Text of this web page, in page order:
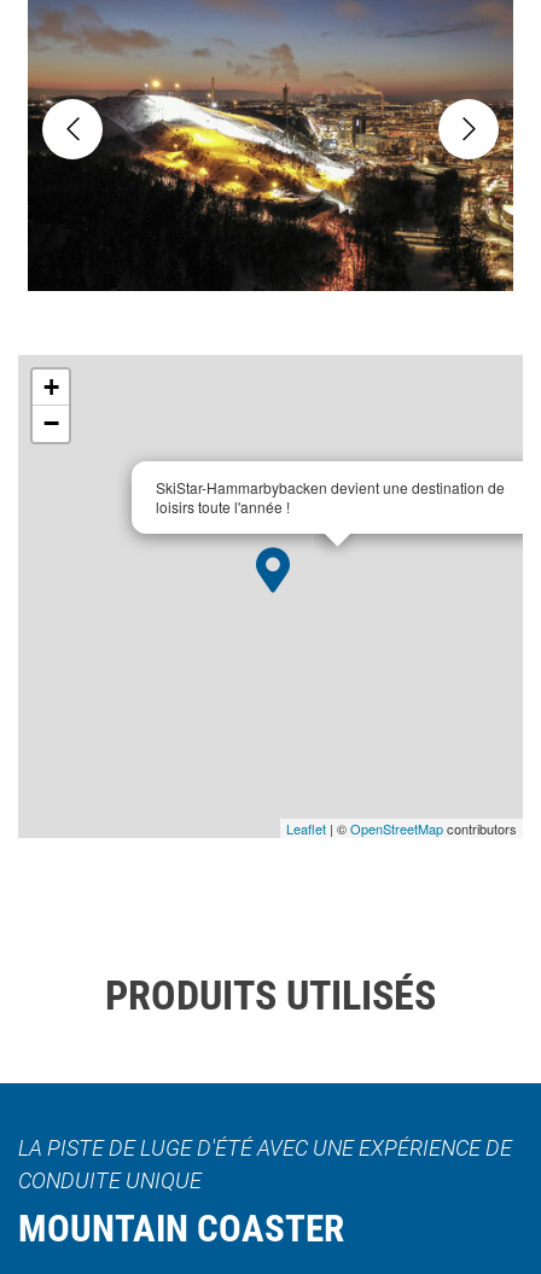
SkiStar-Hammarbybacken devient une destination de
loisirs toute l'année !
+
−
Leaflet | ©OpenStreetMapcontributors
PRODUITS UTILISÉS
LA PISTE DE LUGE D'ÉTÉ AVEC UNE EXPÉRIENCE DE
CONDUITE UNIQUE
MOUNTAIN COASTER